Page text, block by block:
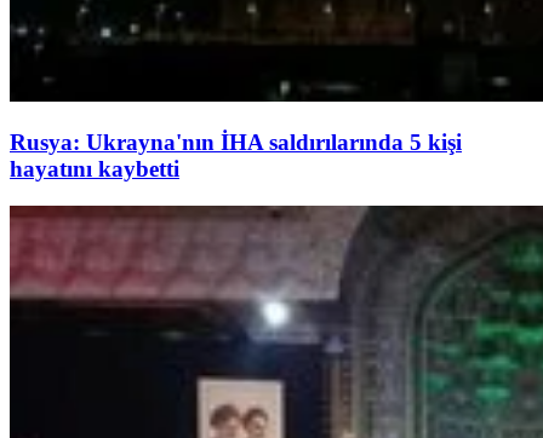
Rusya: Ukrayna'nın İHA saldırılarında 5 kişi
hayatını kaybetti